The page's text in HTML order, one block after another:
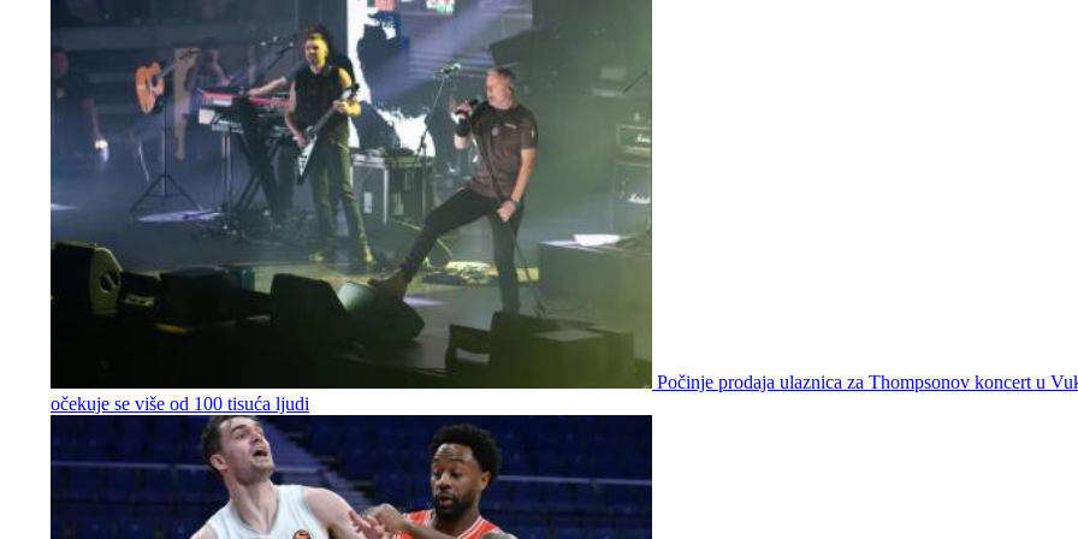
Počinje prodaja ulaznica za Thompsonov koncert u
očekuje se više od 100 tisuća ljudi